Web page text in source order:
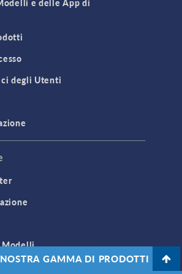
GAMMA DI PRODOTTI
e delle App di
degli Utenti
Modelli